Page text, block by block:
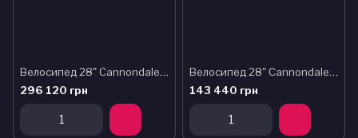
Велосипед 28" Cannondale SuperSix EVO Carbon 2 рама - 56см 2025 MRD
296 120 грн
Велосипед 28" Cannondale SYNAPSE Carbon 5 рама - 54 2026 BLK
143 440 грн